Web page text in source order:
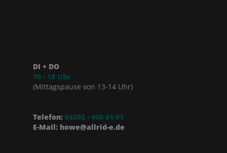
DI + DO
10 - 18 Uhr
(Mittagspause von 13-14 Uhr)
Telefon: 04392 - 400 91-91
E-Mail: howe@allrid-e.de